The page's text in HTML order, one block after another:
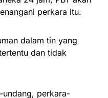
perkara itu.
dalam tin yang
dan tidak
undang, perkara-